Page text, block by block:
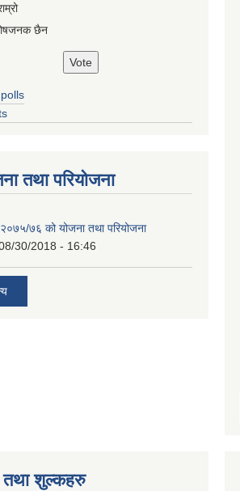
छैन
तथा परियोजना
७६ को योजना तथा परियोजना
30/2018 - 16:46
शुल्कहरु